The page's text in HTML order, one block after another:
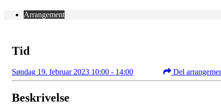
Arrangement
Tid
Søndag 19. februar 2023 10:00 - 14:00 Del
Beskrivelse